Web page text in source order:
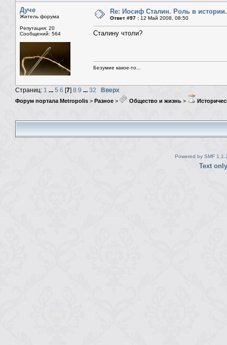
Дуче
Житель форума
Репутация: 20
Сообщений: 564
Re: Иосиф Сталин. Роль в истории.
Ответ #97 : 12 Май 2008, 08:50
Сталину чтоли?
Безумие какое-то...
Страниц: 1 ... 5 6 [7] 8 9 ... 32 Вверх
Форум портала Metropolis > Разное > Общество и жизнь >
Powered by SMF
Text